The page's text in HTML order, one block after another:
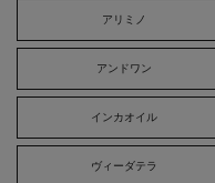
アリミノ
アンドワン
インカオイル
ヴィーダテラ